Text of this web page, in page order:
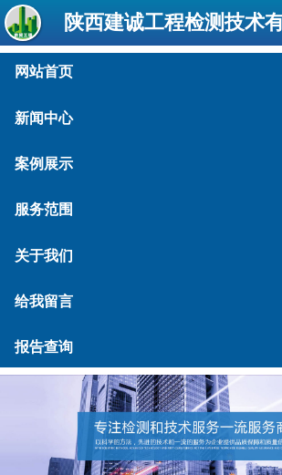
陕西建诚工程检测技术
网站首页
新闻中心
案例展示
服务范围
关于我们
给我留言
报告查询